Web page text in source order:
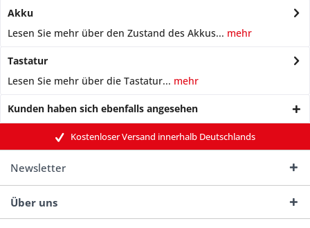
Akku
Lesen Sie mehr über den Zustand des Akkus... mehr
Tastatur
Lesen Sie mehr über die Tastatur... mehr
Kunden haben sich ebenfalls angesehen
Kostenloser Versand innerhalb Deutschlands
Newsletter
Über uns